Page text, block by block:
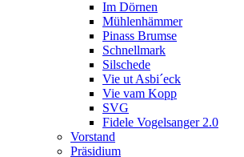
Im Dörnen
Mühlenhämmer
Pinass Brumse
Schnellmark
Silschede
Vie ut Asbi´eck
Vie vam Kopp
SVG
Fidele Vogelsanger 2.0
Vorstand
Präsidium